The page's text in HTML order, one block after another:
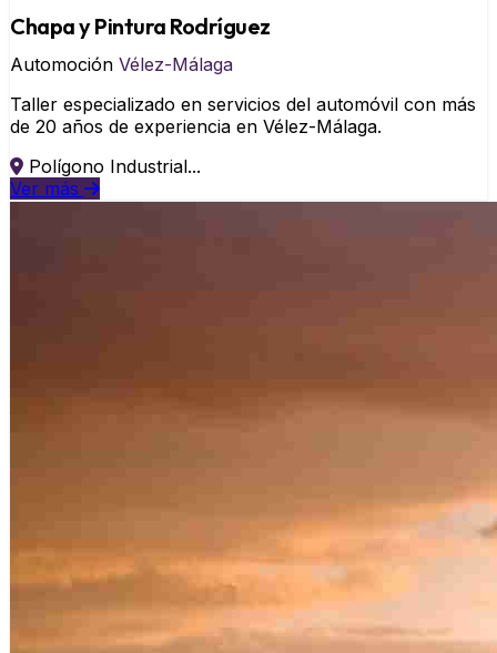
Chapa y Pintura Rodríguez
Automoción Vélez-Málaga
Taller especializado en servicios del automóvil con más
de 20 años de experiencia en Vélez-Málaga.
Polígono Industrial...
Ver más